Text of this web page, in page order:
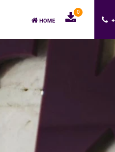
HOME
0